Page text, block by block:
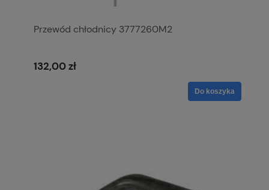
Przewód chłodnicy 3777260M2
132,00 zł
Do koszyka